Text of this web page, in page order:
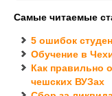
Cамые читаемые
5 ошибок
Обучение в
Как правильно
чешских ВУЗах